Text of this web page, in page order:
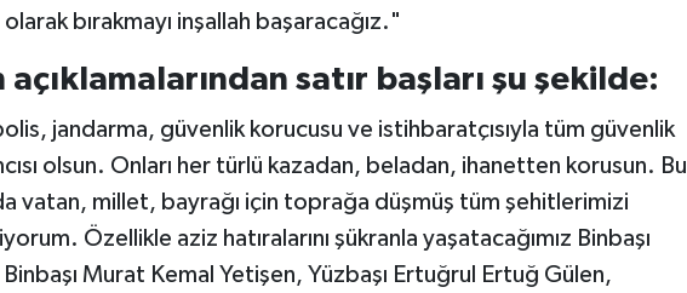
bırakmayı inşallah başaracağız."
açıklamalarından satır başları şu şekilde:
jandarma, güvenlik korucusu ve istihbaratçısıyla tüm güvenlik
olsun. Onları her türlü kazadan, beladan, ihanetten korusun. Bu
vatan, millet, bayrağı için toprağa düşmüş tüm şehitlerimizi
Özellikle aziz hatıralarını şükranla yaşatacağımız Binbaşı
Murat Kemal Yetişen, Yüzbaşı Ertuğrul Ertuğ Gülen,